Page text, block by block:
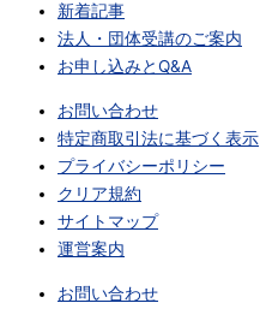
新着記事
法人・団体受講のご案内
お申し込みとQ&A
お問い合わせ
特定商取引法に基づく表示
プライバシーポリシー
クリア規約
サイトマップ
運営案内
お問い合わせ